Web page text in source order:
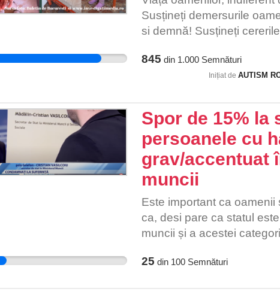
motiv că „aveau probleme
„comportament violent" și
Susțineți demersurile
si demnă! Susțineți
persoanele cu dizabilități
groazei„ să nu se repete.
845 din 1.000Semnături
Inițiat de AUTISM
Spor de 15% la
persoanele cu
grav/accentuat
muncii
Este important ca
ca, desi pare ca statul
muncii și a acestei
acorda fata de aceștia.
25 din 100Semnături